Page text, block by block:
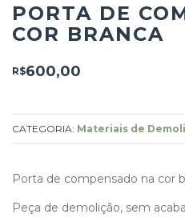
PORTA DE
COR BRANCA
R$600,00
CATEGORIA: Materiais de
Porta de compensado na cor
Peça de demolição, sem